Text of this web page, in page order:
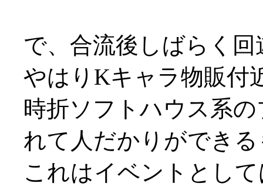
で、合流後しばらく
やはりKキャラ物販付
時折ソフトハウス系
れて人だかりができ
これはイベントとし